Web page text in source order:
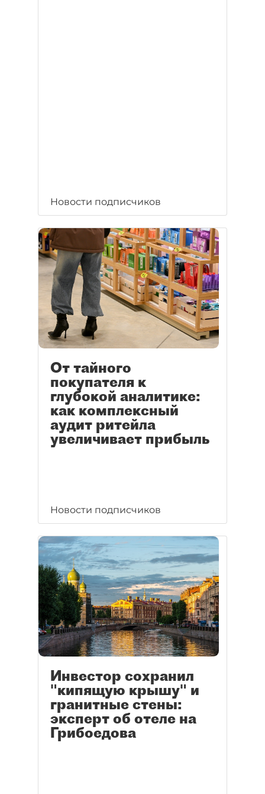
Новости подписчиков
От тайного
покупателя к
глубокой аналитике:
как комплексный
аудит ритейла
увеличивает прибыль
Новости подписчиков
Инвестор сохранил
"кипящую крышу" и
гранитные стены:
эксперт об отеле на
Грибоедова